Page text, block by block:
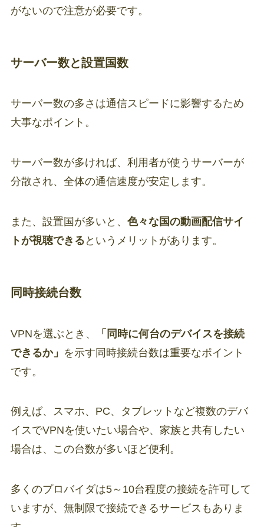
がないので注意が必要です。
サーバー数と設置国数
サーバー数の多さは通信スピードに影響するため
大事なポイント。
サーバー数が多ければ、利用者が使うサーバーが
分散され、全体の通信速度が安定します。
また、設置国が多いと、 色々な国の動画配信サイ
トが視聴できる というメリットがあります。
同時接続台数
VPNを選ぶとき、
「同時に何台のデバイスを接続
できるか」 を示す同時接続台数は重要なポイント
です。
例えば、スマホ、PC、タブレットなど複数のデバ
イスでVPNを使いたい場合や、家族と共有したい
場合は、この台数が多いほど便利。
多くのプロバイダは5～10台程度の接続を許可して
いますが、無制限で接続できるサービスもありま